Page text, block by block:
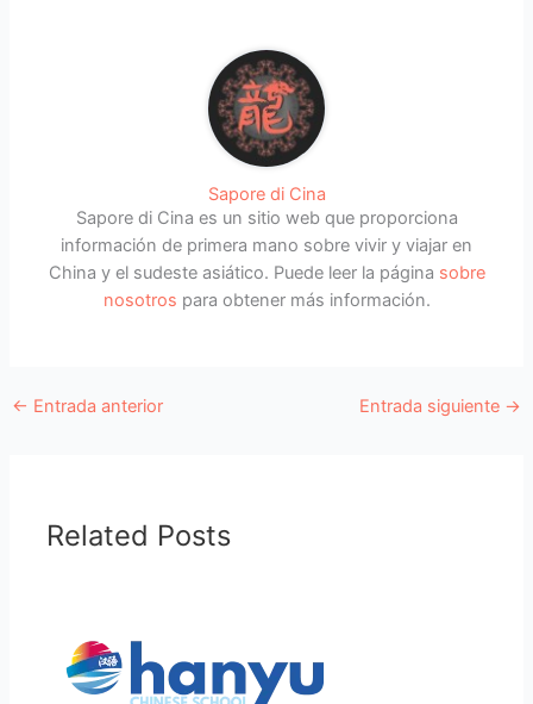
Sapore di Cina
Sapore di Cina es un sitio web que proporciona
información de primera mano sobre vivir y viajar en
China y el sudeste asiático. Puede leer la página sobre
nosotros para obtener más información.
← Entrada anterior Entrada siguiente →
Related Posts